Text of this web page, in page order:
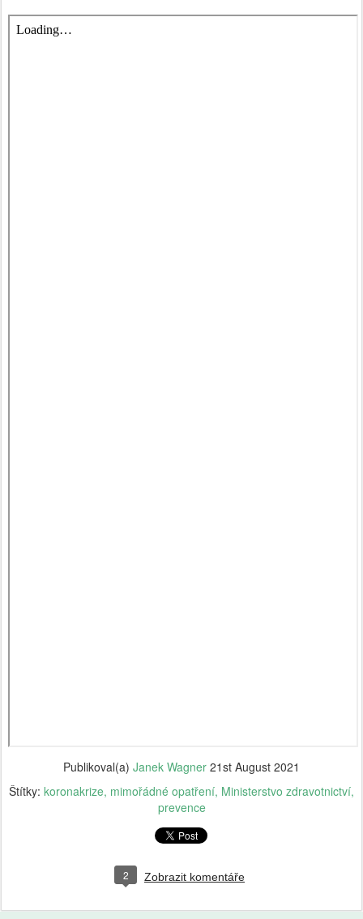
Publikoval(a) Janek Wagner 21st August 2021
Štítky: koronakrize mimořádné opatření Ministerstvo zdravotnictví
prevence
2 Zobrazit komentáře